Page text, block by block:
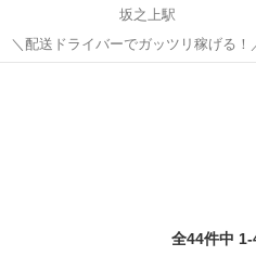
坂之上駅
＼配送ドライバーでガッツリ稼げる！／ ＜お仕事内容＞ 7tトラッ
よる貨物集配業務（トラック運転および付帯業務）
全44件中